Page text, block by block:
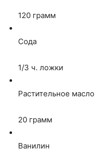
120 грамм
Сода
1/3 ч. ложки
Растительное масло
20 грамм
Ванилин